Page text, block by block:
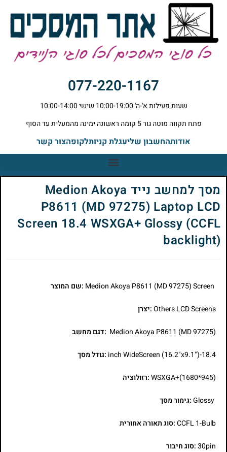
077-220-1167
שעות פעילות א'-ה' 10:00-19:00 שישי 10:00-14:00
פתח תקווה מוטה גור 5 קומה ראשונה ימינה מהמעלית עד הסוף
אודותהחשבון שליעגלת קניותלקופהצור קשר
מסך למחשב נייד Medion Akoya
P8611 (MD 97275) Laptop LCD
Screen 18.4 WSXGA+ Glossy (CCFL
backlight)
:שם המוצר
Others LCD Screens:יצרן
Medion Akoya P8611 (MD 97275) :דגם מחשב
18.4-inch WideScreen (16.2"x9.1") :גודל מסך
WSXGA+(1680*945):רזולוציה
Glossy:גימור מסך
CCFL 1-Bulb:סוג תאורה אחורית
30pin:סוג חיבור